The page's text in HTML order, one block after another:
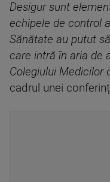
Desigur sunt
echipele de control
Sănătate au putut
care intră în aria de
Colegiului Medicilor
cadrul unei